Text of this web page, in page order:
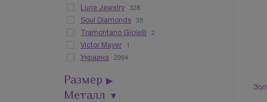
Lurie Jewelry 328
Soul Diamonds 35
Tramontano Gioielli 2
Victor Mayer 1
Украина 2984
Размер ▶
Металл ▼